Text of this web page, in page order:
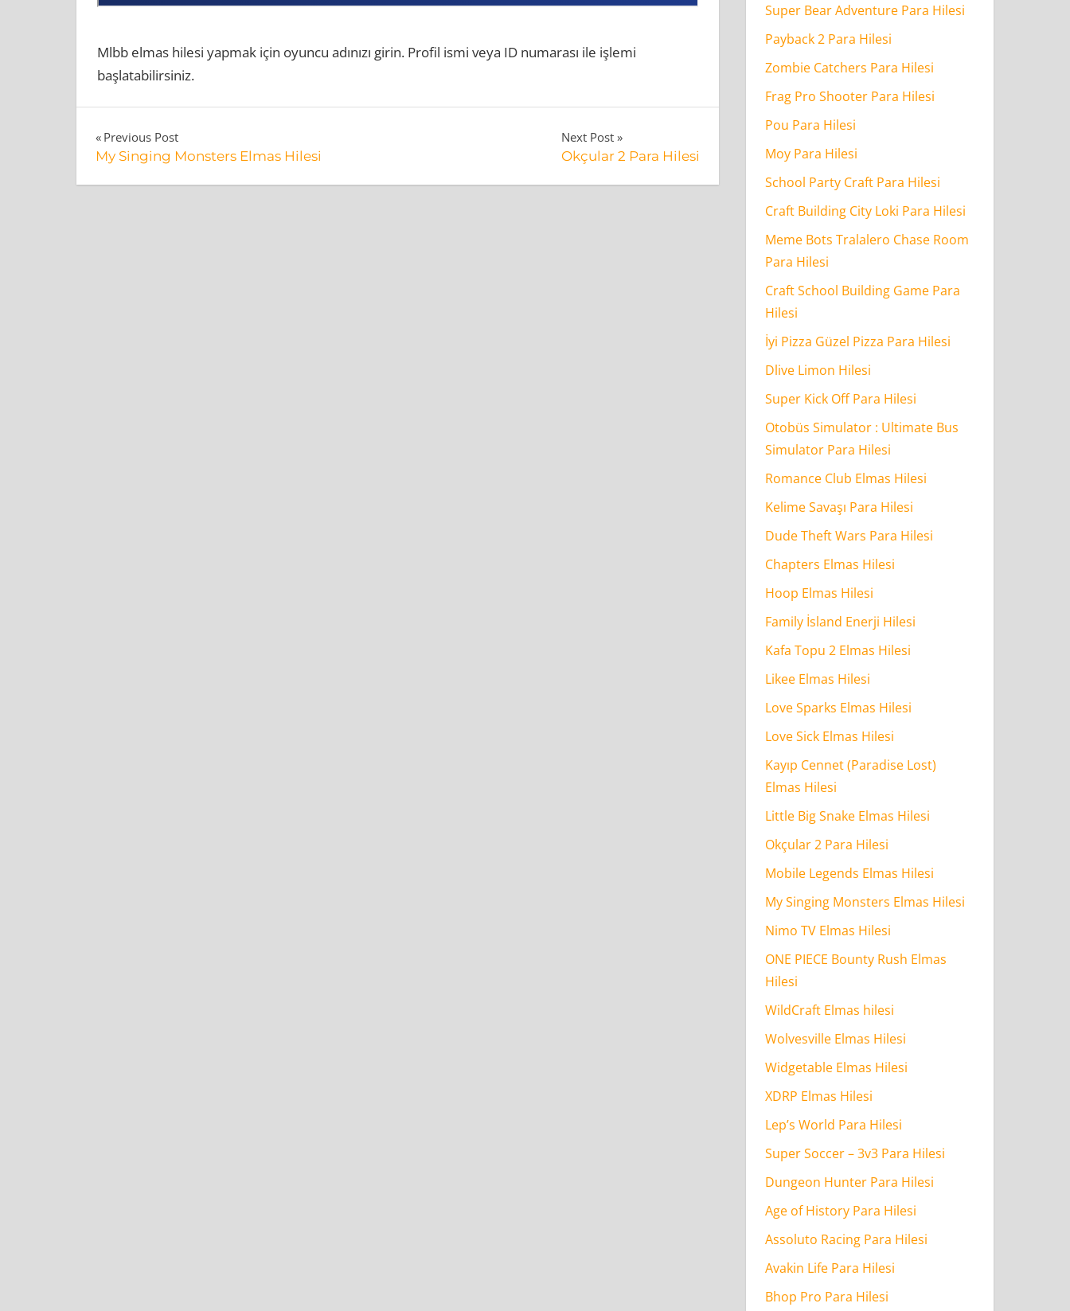
Mlbb elmas hilesi yapmak için oyuncu adınızı girin. Profil ismi veya ID numarası ile işlemi
başlatabilirsiniz.
Legends
Elmas
Hilesi
Yazı
gezinmesi
Previous Post
My Singing Monsters Elmas Hilesi
Next Post
Okçular 2 Para Hilesi
Super Bear Adventure Para Hilesi
Payback 2 Para Hilesi
Zombie Catchers Para Hilesi
Frag Pro Shooter Para Hilesi
Pou Para Hilesi
Moy Para Hilesi
School Party Craft Para Hilesi
Craft Building City Loki Para Hilesi
Meme Bots Tralalero Chase Room
Para Hilesi
Craft School Building Game Para
Hilesi
İyi Pizza Güzel Pizza Para Hilesi
Dlive Limon Hilesi
Super Kick Off Para Hilesi
Otobüs Simulator : Ultimate Bus
Simulator Para Hilesi
Romance Club Elmas Hilesi
Kelime Savaşı Para Hilesi
Dude Theft Wars Para Hilesi
Chapters Elmas Hilesi
Hoop Elmas Hilesi
Family İsland Enerji Hilesi
Kafa Topu 2 Elmas Hilesi
Likee Elmas Hilesi
Love Sparks Elmas Hilesi
Love Sick Elmas Hilesi
Kayıp Cennet (Paradise Lost)
Elmas Hilesi
Little Big Snake Elmas Hilesi
Okçular 2 Para Hilesi
Mobile Legends Elmas Hilesi
My Singing Monsters Elmas Hilesi
Nimo TV Elmas Hilesi
ONE PIECE Bounty Rush Elmas
Hilesi
WildCraft Elmas hilesi
Wolvesville Elmas Hilesi
Widgetable Elmas Hilesi
XDRP Elmas Hilesi
Lep’s World Para Hilesi
Super Soccer – 3v3 Para Hilesi
Dungeon Hunter Para Hilesi
Age of History Para Hilesi
Assoluto Racing Para Hilesi
Avakin Life Para Hilesi
Bhop Pro Para Hilesi